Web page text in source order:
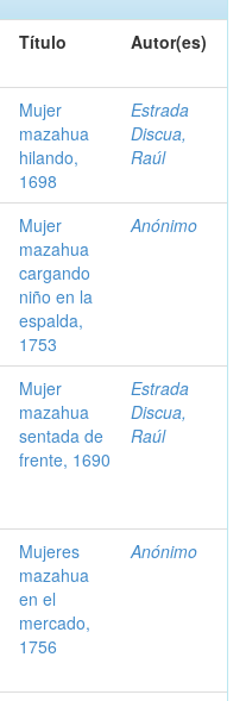
Título Autor(es)
Mujer
mazahua
hilando,
1698
Estrada
Discua,
Raúl
Mujer
mazahua
cargando
niño en la
espalda,
1753
Anónimo
Mujer
mazahua
sentada de
frente, 1690
Estrada
Discua,
Raúl
Mujeres
mazahua
en el
mercado,
1756
Anónimo